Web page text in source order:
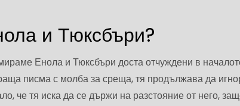
и Тюксбъри?
Енола и Тюксбъри доста отчуждени в
писма с молба за среща, тя продължава да
че тя иска да се държи на разстояние от него,